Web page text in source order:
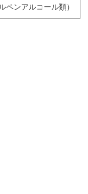
ペンアルコール類）